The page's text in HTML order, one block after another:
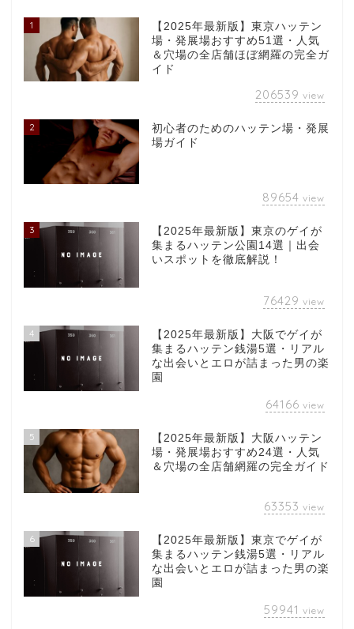
1
【2025年最新版】東京ハッテン
場・発展場おすすめ51選・人気
＆穴場の全店舗ほぼ網羅の完全ガ
イド
206539 view
2
初心者のためのハッテン場・発展
場ガイド
89654 view
3
【2025年最新版】東京のゲイが
集まるハッテン公園14選｜出会
いスポットを徹底解説！
76429 view
4
【2025年最新版】大阪でゲイが
集まるハッテン銭湯5選・リアル
な出会いとエロが詰まった男の楽
園
64166 view
5
【2025年最新版】大阪ハッテン
場・発展場おすすめ24選・人気
＆穴場の全店舗網羅の完全ガイド
63353 view
6
【2025年最新版】東京でゲイが
集まるハッテン銭湯5選・リアル
な出会いとエロが詰まった男の楽
園
59941 view